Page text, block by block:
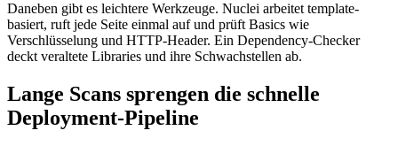
Daneben gibt es leichtere Werkzeuge. Nuclei arbeitet template-
basiert, ruft jede Seite einmal auf und prüft Basics wie
Verschlüsselung und HTTP-Header. Ein Dependency-Checker
deckt veraltete Libraries und ihre Schwachstellen ab.
Lange Scans sprengen die schnelle
Deployment-Pipeline